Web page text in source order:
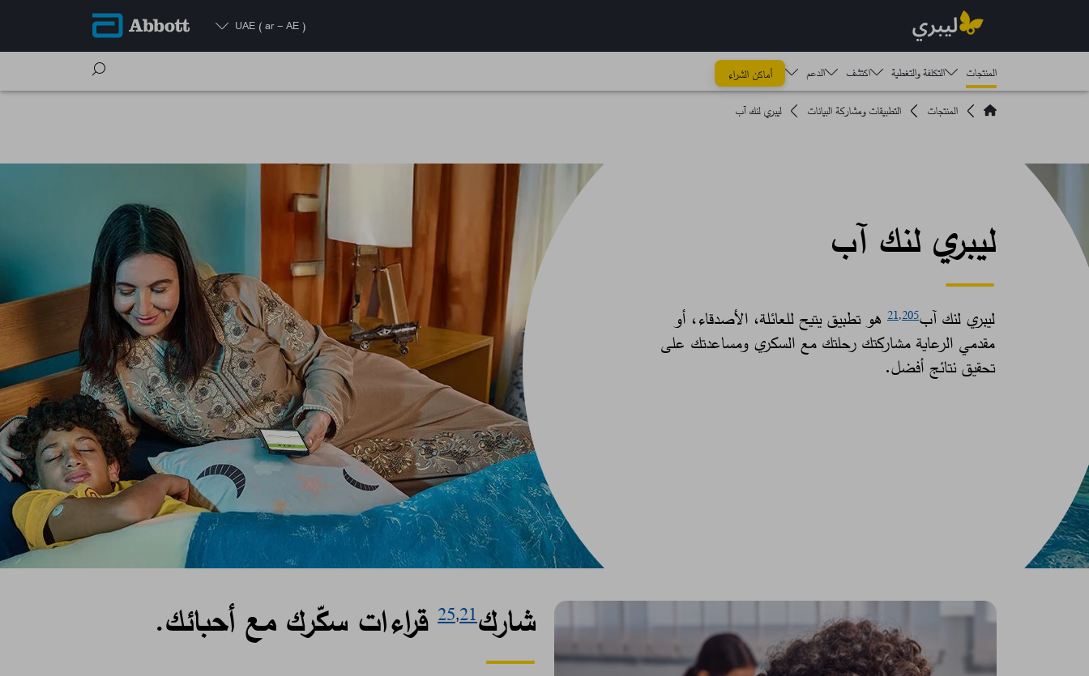
UAE ( ar - AE )
المنتجات التكلفة والتغطية اكتشف​ الدعم
أماكن الشراء
المنتجات
التطبيقات ومشاركة البيانات ليبري لنك آب
ليبري لنك آب
ليبري لنك آب 21,205 هو تطبيق يتيح للعائلة، الأصدقاء، أو
مقدمي الرعاية مشاركتك رحلتك مع السكري ومساعدتك على
تحقيق نتائج أفضل. ​
شارك 25,21 قراءات سكّرك مع أحبائك.​